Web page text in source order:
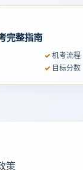
完整指南
机考流程
目标分数
策